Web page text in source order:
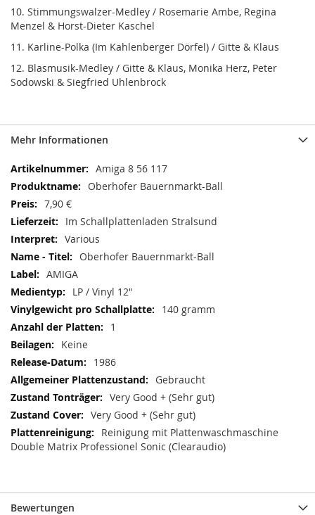
10. Stimmungswalzer-Medley / Rosemarie Ambe, Regina
Menzel & Horst-Dieter Kaschel
11. Karline-Polka (Im Kahlenberger Dörfel) / Gitte & Klaus
12. Blasmusik-Medley / Gitte & Klaus, Monika Herz, Peter
Sodowski & Siegfried Uhlenbrock
Mehr Informationen
Mehr
Informationen
Amiga 8 56 117
Oberhofer Bauernmarkt-Ball
7,90 €
Im Schallplattenladen Stralsund
Various
Oberhofer Bauernmarkt-Ball
AMIGA
LP / Vinyl 12"
140 gramm
1
Keine
1986
Gebraucht
Very Good + (Sehr gut)
Very Good + (Sehr gut)
Reinigung mit Plattenwaschmaschine
Double Matrix Professionel Sonic (Clearaudio)
Bewertungen